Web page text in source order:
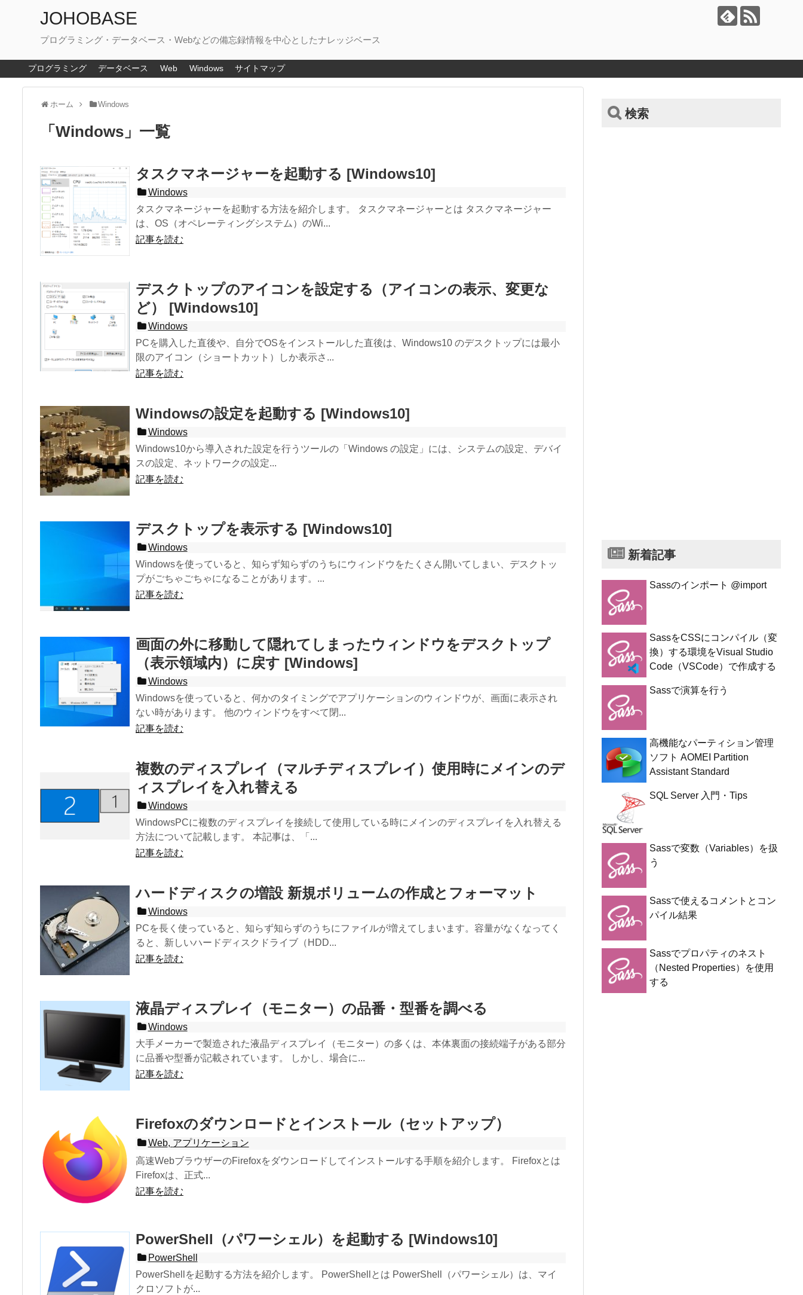
JOHOBASE
プログラミング・データベース・Webなどの備忘録情報を中心としたナレッジベース
プログラミング データベース Web Windows サイトマップ
ホーム Windows
「 Windows 」 一覧
タスクマネージャーを起動する [Windows10]
Windows
タスクマネージャーを起動する方法を紹介します。 タスクマネージャーとは タスクマネージャー
は、OS（オペレーティングシステム）のWi...
記事を読む
デスクトップのアイコンを設定する（アイコンの表示、変更な
ど） [Windows10]
Windows
PCを購入した直後や、自分でOSをインストールした直後は、Windows10 のデスクトップには最小
限のアイコン（ショートカット）しか表示さ...
記事を読む
Windowsの設定を起動する [Windows10]
Windows
Windows10から導入された設定を行うツールの「Windows の設定」には、システムの設定、デバイ
スの設定、ネットワークの設定...
記事を読む
デスクトップを表示する [Windows10]
Windows
Windowsを使っていると、知らず知らずのうちにウィンドウをたくさん開いてしまい、デスクトッ
プがごちゃごちゃになることがあります。...
記事を読む
画面の外に移動して隠れてしまったウィンドウをデスクトップ
（表示領域内）に戻す [Windows]
Windows
Windowsを使っていると、何かのタイミングでアプリケーションのウィンドウが、画面に表示され
ない時があります。 他のウィンドウをすべて閉...
記事を読む
複数のディスプレイ（マルチディスプレイ）使用時にメインのデ
ィスプレイを入れ替える
Windows
WindowsPCに複数のディスプレイを接続して使用している時にメインのディスプレイを入れ替える
方法について記載します。 本記事は、「...
記事を読む
ハードディスクの増設 新規ボリュームの作成とフォーマット
Windows
PCを長く使っていると、知らず知らずのうちにファイルが増えてしまいます。容量がなくなってく
ると、新しいハードディスクドライブ（HDD...
記事を読む
液晶ディスプレイ（モニター）の品番・型番を調べる
Windows
大手メーカーで製造された液晶ディスプレイ（モニター）の多くは、本体裏面の接続端子がある部分
に品番や型番が記載されています。 しかし、場合に...
記事を読む
Firefoxのダウンロードとインストール（セットアップ）
Web, アプリケーション
高速WebブラウザーのFirefoxをダウンロードしてインストールする手順を紹介します。 Firefoxとは
Firefoxは、正式...
記事を読む
PowerShell（パワーシェル）を起動する [Windows10]
PowerShell
PowerShellを起動する方法を紹介します。 PowerShellとは PowerShell（パワーシェル）は、マイ
クロソフトが...
検索
新着記事
Sassのインポート @import
SassをCSSにコンパイル（変
換）する環境をVisual Studio
Code（VSCode）で作成する
Sassで演算を行う
高機能なパーティション管理
ソフト AOMEI Partition
Assistant Standard
SQL Server 入門・Tips
Sassで変数（Variables）を扱
う
Sassで使えるコメントとコン
パイル結果
Sassでプロパティのネスト
（Nested Properties）を使用
する